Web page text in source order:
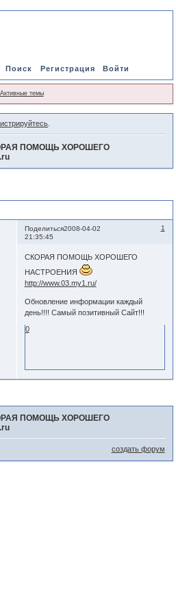
Поиск Регистрация Войти
Активные темы
.
ПОМОЩЬ ХОРОШЕГО
Поделиться 1
2008-04-02
21:35:45
СКОРАЯ ПОМОЩЬ ХОРОШЕГО
НАСТРОЕНИЯ
http://www.03.my1.ru/
Обновление информации каждый
день!!!! Самый позитивный Сайт!!!
0
ПОМОЩЬ ХОРОШЕГО
создать форум